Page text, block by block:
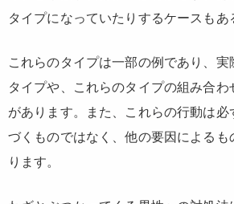
タイプになっていたりするケースもあ
これらのタイプは一部の例であり、
タイプや、これらのタイプの組み合わ
があります。また、これらの行動は必
づくものではなく、他の要因によるも
ります。